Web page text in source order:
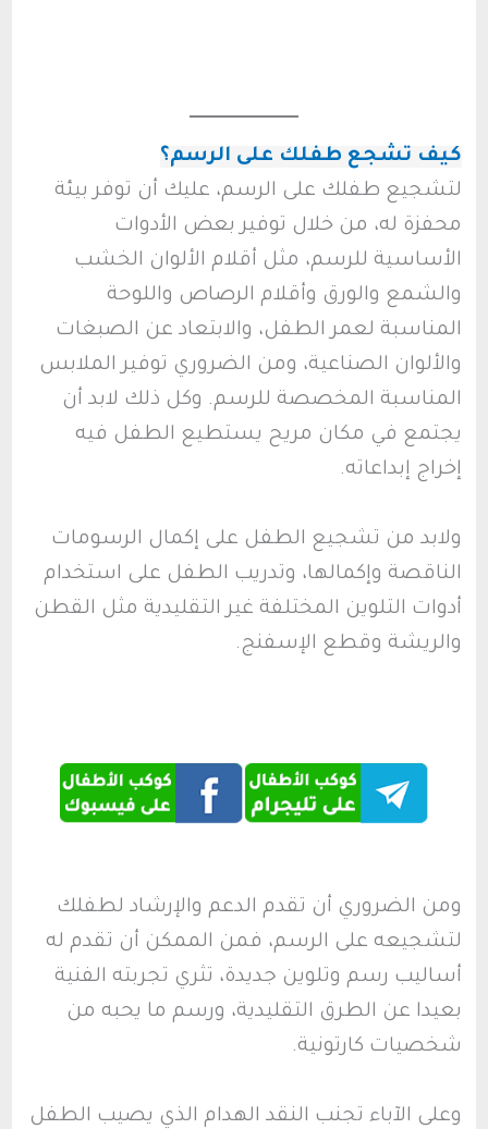
كيف تشجع طفلك على الرسم؟
لتشجيع طفلك على الرسم، عليك أن توفر بيئة
محفزة له، من خلال توفير بعض الأدوات
الأساسية للرسم، مثل أقلام الألوان الخشب
والشمع والورق وأقلام الرصاص واللوحة
المناسبة لعمر الطفل، والابتعاد عن الصبغات
والألوان الصناعية، ومن الضروري توفير الملابس
المناسبة المخصصة للرسم. وكل ذلك لابد أن
يجتمع في مكان مريح يستطيع الطفل فيه
إخراج إبداعاته.
ولابد من تشجيع الطفل على إكمال الرسومات
الناقصة وإكمالها، وتدريب الطفل على استخدام
أدوات التلوين المختلفة غير التقليدية مثل القطن
والريشة وقطع الإسفنج.
ومن الضروري أن تقدم الدعم والإرشاد لطفلك
لتشجيعه على الرسم، فمن الممكن أن تقدم له
أساليب رسم وتلوين جديدة، تثري تجربته الفنية
بعيدا عن الطرق التقليدية، ورسم ما يحبه من
شخصيات كارتونية.
وعلى الآباء تجنب النقد الهدام الذي يصيب الطفل